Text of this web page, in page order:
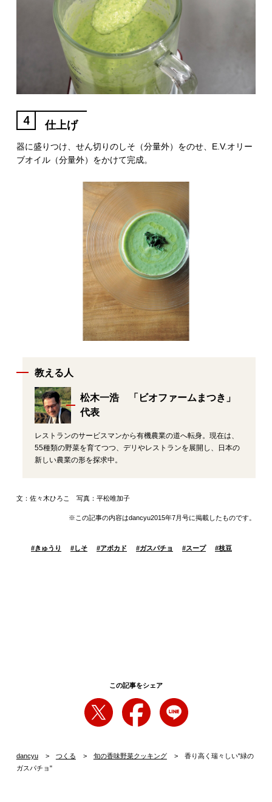
4 仕上げ
器に盛りつけ、せん切りのしそ（分量外）をのせ、E.V.オリー
ブオイル（分量外）をかけて完成。
教える人
松木一浩 「ビオファームまつき」
代表
レストランのサービスマンから有機農業の道へ転身。現在は、
55種類の野菜を育てつつ、デリやレストランを展開し、日本の
新しい農業の形を探求中。
文：佐々木ひろこ 写真：平松唯加子
※この記事の内容はdancyu2015年7月号に掲載したものです。
#きゅうり # しそ #アボカド #ガスパチョ #スープ #枝豆
この記事をシェア
dancyu つくる 旬の香味野菜クッキング
香り高く瑞々しい"緑の
ガスパチョ"